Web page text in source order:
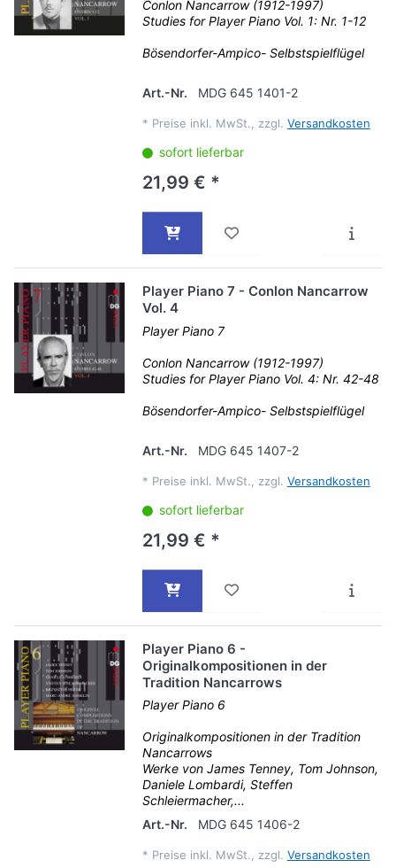
Conlon Nancarrow (1912-1997)
Studies for Player Piano Vol. 1: Nr. 1-12
Bösendorfer-Ampico- Selbstspielflügel
Art.-Nr. MDG 645 1401-2
* Preise inkl. MwSt., zzgl. Versandkosten
sofort lieferbar
21,99 € *
Player Piano 7 - Conlon Nancarrow
Vol. 4
Player Piano 7
Conlon Nancarrow (1912-1997)
Studies for Player Piano Vol. 4: Nr. 42-48
Bösendorfer-Ampico- Selbstspielflügel
Art.-Nr. MDG 645 1407-2
* Preise inkl. MwSt., zzgl. Versandkosten
sofort lieferbar
21,99 € *
Player Piano 6 -
Originalkompositionen in der
Tradition Nancarrows
Player Piano 6
Originalkompositionen in der Tradition
Nancarrows
Werke von James Tenney, Tom Johnson,
Daniele Lombardi, Steffen
Schleiermacher,...
Art.-Nr.
MDG 645 1406-2
* Preise inkl. MwSt., zzgl. Versandkosten